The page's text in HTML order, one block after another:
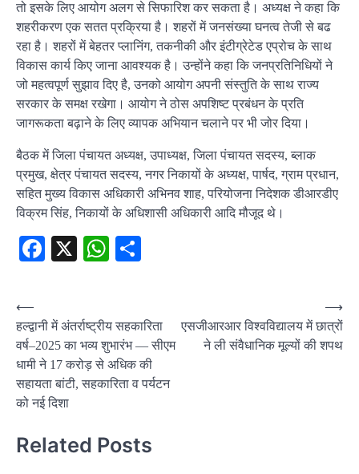
तो इसके लिए आयोग अलग से सिफारिश कर सकता है। अध्यक्ष ने कहा कि
शहरीकरण एक सतत प्रक्रिया है। शहरों में जनसंख्या घनत्व तेजी से बढ
रहा है। शहरों में बेहतर प्लानिंग, तकनीकी और इंटीग्रेटेड एप्रोच के साथ
विकास कार्य किए जाना आवश्यक है। उन्होंने कहा कि जनप्रतिनिधियों ने
जो महत्वपूर्ण सुझाव दिए है, उनको आयोग अपनी संस्तुति के साथ राज्य
सरकार के समक्ष रखेगा। आयोग ने ठोस अपशिष्ट प्रबंधन के प्रति
जागरूकता बढ़ाने के लिए व्यापक अभियान चलाने पर भी जोर दिया।
बैठक में जिला पंचायत अध्यक्ष, उपाध्यक्ष, जिला पंचायत सदस्य, ब्लाक
प्रमुख, क्षेत्र पंचायत सदस्य, नगर निकायों के अध्यक्ष, पार्षद, ग्राम प्रधान,
सहित मुख्य विकास अधिकारी अभिनव शाह, परियोजना निदेशक डीआरडीए
विक्रम सिंह, निकायों के अधिशासी अधिकारी आदि मौजूद थे।
Facebook
X WhatsApp
Post
navigation
⟵
हल्द्वानी में अंतर्राष्ट्रीय सहकारिता
वर्ष–2025 का भव्य शुभारंभ — सीएम
धामी ने 17 करोड़ से अधिक की
सहायता बांटी, सहकारिता व पर्यटन
को नई दिशा
एसजीआरआर विश्वविद्यालय में छात्रों
ने ली संवैधानिक मूल्यों की शपथ
⟶
Related Posts